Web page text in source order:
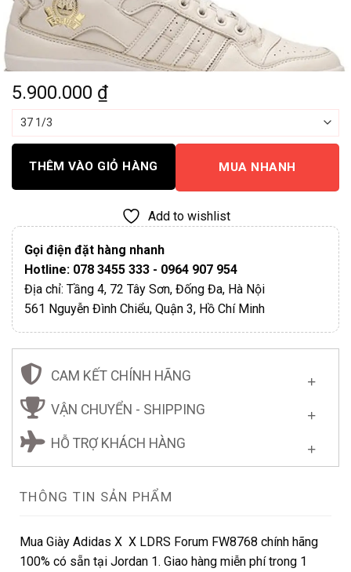
5.900.000 ₫
THÊM VÀO GIỎ HÀNG MUA NHANH
Add to wishlist
Gọi điện đặt hàng nhanh
Hotline: 078 3455 333 - 0964 907 954
Địa chỉ: Tầng 4, 72 Tây Sơn, Đống Đa, Hà Nội
561 Nguyễn Đình Chiểu, Quận 3, Hồ Chí Minh
CAM KẾT CHÍNH HÃNG
VẬN CHUYỂN - SHIPPING
HỖ TRỢ KHÁCH HÀNG
THÔNG TIN SẢN PHẨM
Mua Giày Adidas X X LDRS Forum FW8768 chính hãng
100% có sẵn tại Jordan 1. Giao hàng miễn phí trong 1